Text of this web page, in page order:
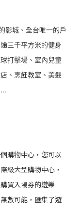
影城、全台唯一的戶
三千平方米的健身
打擊場、室內兒童
、烹飪教室、美髮
購物中心，您可以
級大型購物中心，
買入場券的遊樂
數可能，匯集了遊